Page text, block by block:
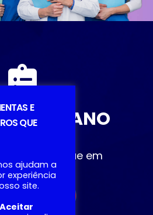
O PLANO
ou clique em
E
QUE
ajudam a
experiência
site.
Aceitar